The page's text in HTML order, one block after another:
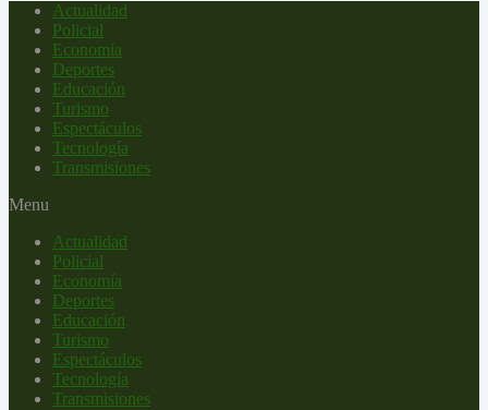
Actualidad
Policial
Economía
Deportes
Educación
Turismo
Espectáculos
Tecnología
Transmisiones
Menu
Actualidad
Policial
Economía
Deportes
Educación
Turismo
Espectáculos
Tecnología
Transmisiones